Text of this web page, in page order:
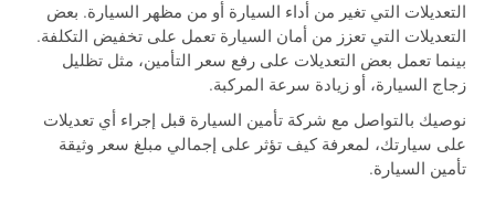
التعديلات التي تغير من أداء السيارة أو من مظهر السيارة. بعض
التعديلات التي تعزز من أمان السيارة تعمل على تخفيض التكلفة.
بينما تعمل بعض التعديلات على رفع سعر التأمين، مثل تظليل
زجاج السيارة، أو زيادة سرعة المركبة.
نوصيك بالتواصل مع شركة تأمين السيارة قبل إجراء أي تعديلات
على سيارتك، لمعرفة كيف تؤثر على إجمالي مبلغ سعر وثيقة
تأمين السيارة.